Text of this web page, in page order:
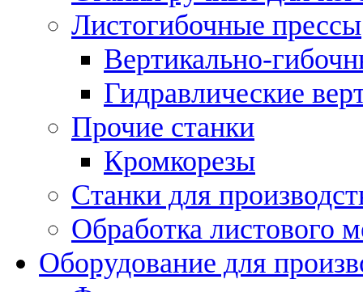
Листогибочные прессы
Вертикально-
Гидравлические
Прочие станки
Кромкорезы
Станки для
Обработка листового
Оборудование для